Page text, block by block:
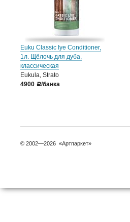
Euku Classic Iye Conditioner,
1л. Щёлочь для дуба,
классическая
Eukula, Strato
4900
a/банка
© 2002—2026 «Артпаркет»